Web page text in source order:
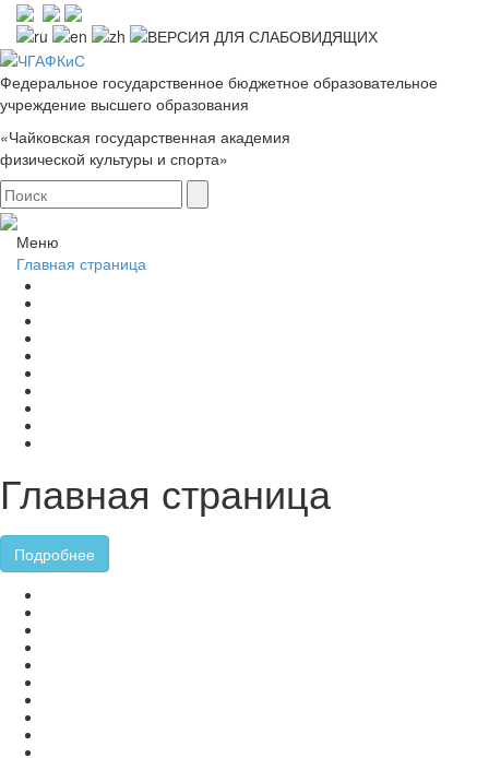
Федеральное государственное бюджетное образовательное
учреждение высшего образования
«Чайковская государственная академия
физической культуры и спорта»
Меню
Главная страница
Главная страница
Подробнее